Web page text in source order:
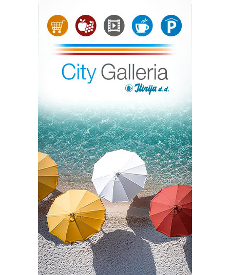
polovini dana, kada očekujemo jak razvoj kumulusne
naoblake uz grmljavinske pljuskove i mahovite udare
vjetra. Na sjevernom Jadranu zapuhat će jaka, a u
podvelebitskom primorju na mahove i olujna bura, stoga
je potreban oprez pri aktivnostima na moru. Jutarnje
temperature u unutrašnjosti bit će od 19 do 23 °C, a na
sjevernom Jadranu oko 24 °C. Najviše dnevne
temperature bit će u manjem padu te će iznositi od 29
do 33 °C.
Temperatura mora je između 25 i 27 °C, a UV indeks je
visok i vrlo visok.